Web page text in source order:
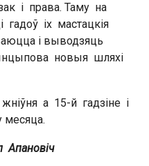
і права. Таму на
іх мастацкія
і выводзяць
новыя шляхі
а 15-й гадзіне і
месяца.
Апановіч